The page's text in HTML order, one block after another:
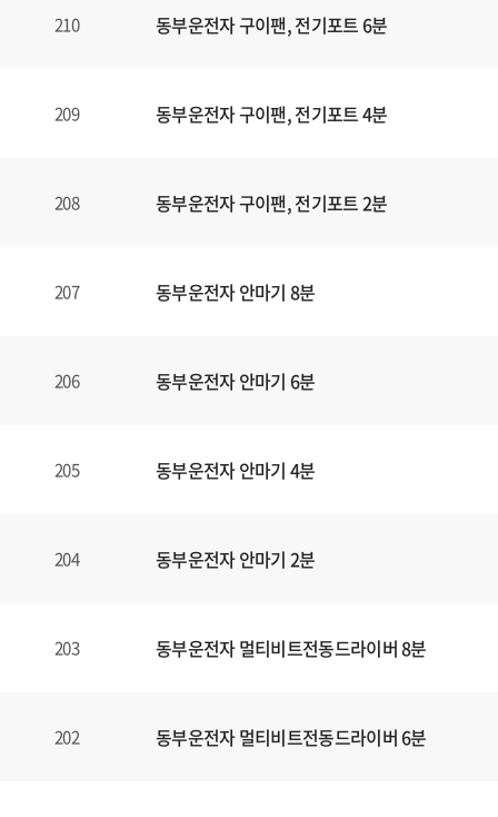
210 동부운전자 구이팬, 전기포트 6분
209 동부운전자 구이팬, 전기포트 4분
208 동부운전자 구이팬, 전기포트 2분
207 동부운전자 안마기 8분
206 동부운전자 안마기 6분
205 동부운전자 안마기 4분
204 동부운전자 안마기 2분
203 동부운전자 멀티비트전동드라이버 8분
202 동부운전자 멀티비트전동드라이버 6분